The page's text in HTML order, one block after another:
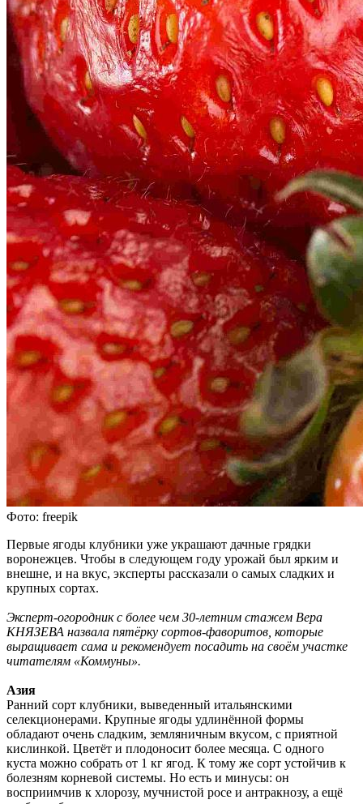
Фото: freepik
Первые ягоды клубники уже украшают дачные грядки
воронежцев. Чтобы в следующем году урожай был ярким и
внешне, и на вкус, эксперты рассказали о самых сладких и
крупных сортах.
Эксперт-огородник с более чем 30-летним стажем Вера
КНЯЗЕВА назвала пятёрку сортов-фаворитов, которые
выращивает сама и рекомендует посадить на своём участке
читателям «Коммуны».
Азия
Ранний сорт клубники, выведенный итальянскими
селекционерами. Крупные ягоды удлинённой формы
обладают очень сладким, земляничным вкусом, с приятной
кислинкой. Цветёт и плодоносит более месяца. С одного
куста можно собрать от 1 кг ягод. К тому же сорт устойчив к
болезням корневой системы. Но есть и минусы: он
восприимчив к хлорозу, мучнистой росе и антракнозу, а ещё